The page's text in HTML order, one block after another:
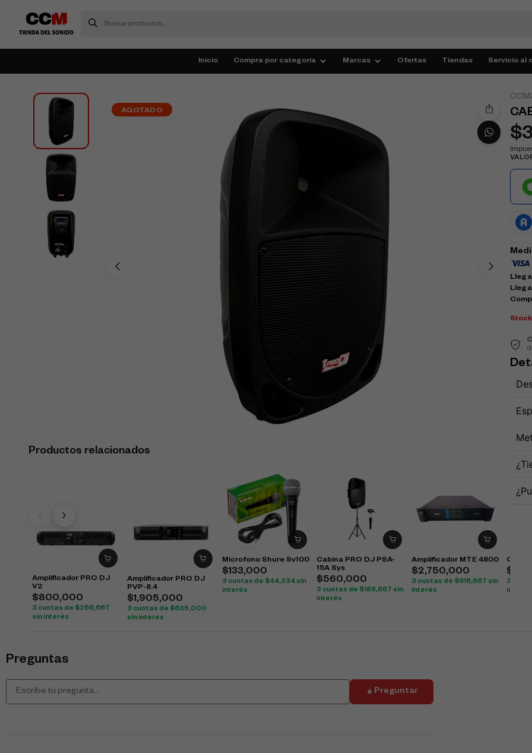
Inicio Compra por categoría Marcas Ofertas Tiendas Servicio al
AGOTADO
Productos relacionados
Amplificador PRO DJ
V2
$800,000
3 cuotas de $266,667
sin interés
Amplificador PRO DJ
PVP-8.4
$1,905,000
3 cuotas de $635,000
sin interés
Microfono Shure Sv100
$133,000
3 cuotas de $44,334sin
interés
Cabina PRO DJ PSA-
15A Sys
$560,000
3 cuotas de $186,667 sin
interés
Amplificador MTE 4800
$2,750,000
3 cuotas de $916,667 sin
interés
$
3
interés
$
Llega
Stock
Preguntas
Preguntar